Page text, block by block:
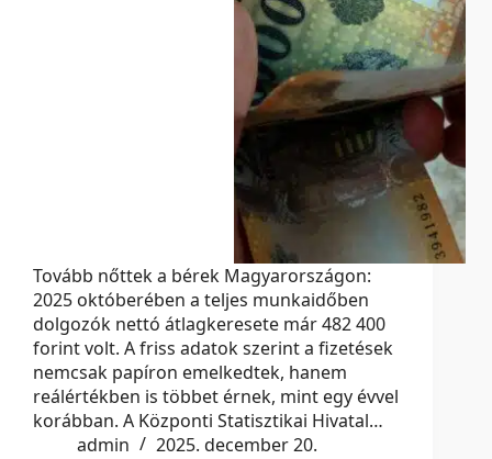
Tovább nőttek a bérek Magyarországon:
2025 októberében a teljes munkaidőben
dolgozók nettó átlagkeresete már 482 400
forint volt. A friss adatok szerint a fizetések
nemcsak papíron emelkedtek, hanem
reálértékben is többet érnek, mint egy évvel
korábban. A Központi Statisztikai Hivatal…
admin
2025. december 20.